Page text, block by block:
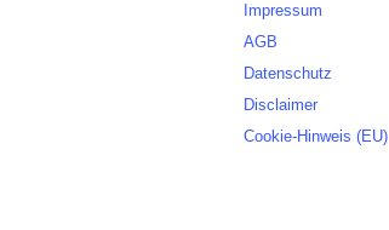
Impressum
AGB
Datenschutz
Disclaimer
Cookie-Hinweis (EU)